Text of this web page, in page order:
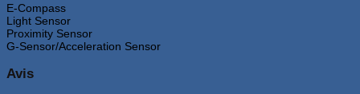
E-Compass
Light Sensor
Proximity Sensor
G-Sensor/Acceleration Sensor
Avis